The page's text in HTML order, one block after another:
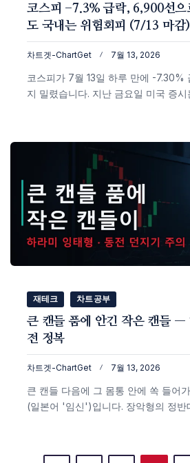
코스피 -7.3% 급락, 6,900선으
도 국내는 위험회피 (7/13 마감)
차트겟-ChartGet 7월 13, 2026
코스피가 7월 13일 하루 만에 -
지 밀렸습니다. 지난 금요일 미국 증시
데이터로 정리했습니다.
재테크 차트공부
큰 캔들 품에 안긴 작은 캔들 —
전 정복
차트겟-ChartGet 7월 13, 2026
큰 캔들 다음에 그 몸통 안에 쏙 들어
(일본어 '임신')입니다. 장악형의 정반
미 크로스·확인봉·위치)까지 실제 비